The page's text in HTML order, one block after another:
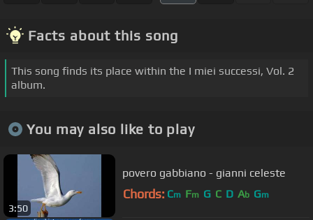
Facts about this song
This song finds its place within the I miei successi, Vol. 2
album.
You may also like to play
3:50
povero gabbiano - gianni celeste
Chords: Cm Fm G C D Ab Gm